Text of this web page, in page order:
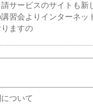
サービスのサイトも新
習会よりインターネッ
ますの
ついて